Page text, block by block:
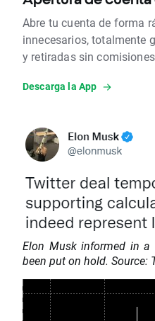
Abre tu cuenta de forma
innecesarios, totalmente
y retiradas sin
Descarga la App
Elon Musk informed in
been put on hold. Source: